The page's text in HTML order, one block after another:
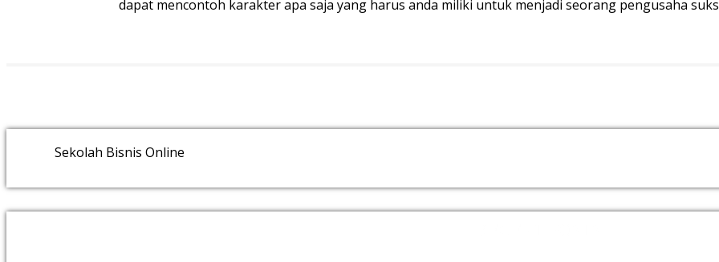
dapat mencontoh karakter apa saja yang harus anda miliki untuk menjadi seorang pengusaha
Sekolah Bisnis Online